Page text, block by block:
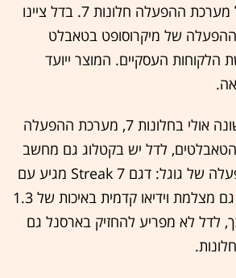
הפלא, הוא יעבוד על מערכת ההפעלה חלונות 7. בדל ציינו
של מיקרוסופט בטאבלט
העסקיים. המוצר ייועד
למרות הבחירה המשונה אולי בחלונות 7, מערכת ההפעלה
לדל יש בקטלוג גם מחשב
לוח עם מערכת ההפעלה של גוגל: דגם Streak 7 מגיע עם
אנדרואיד 2.2 ויש לו גם מצלמת וידיאו קדמית באיכות של 1.3
לדל לא מפריע להחזיק בארסנל גם